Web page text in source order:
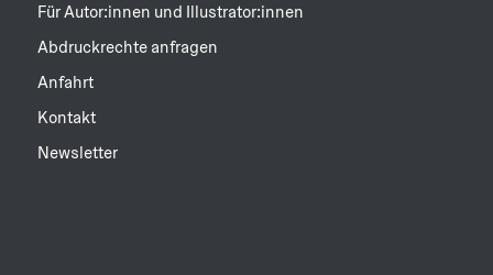
Für Autor:innen und Illustrator:innen
Abdruckrechte anfragen
Anfahrt
Kontakt
Newsletter